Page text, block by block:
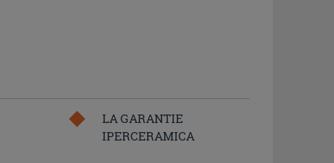
LA GARANTIE
IPERCERAMICA